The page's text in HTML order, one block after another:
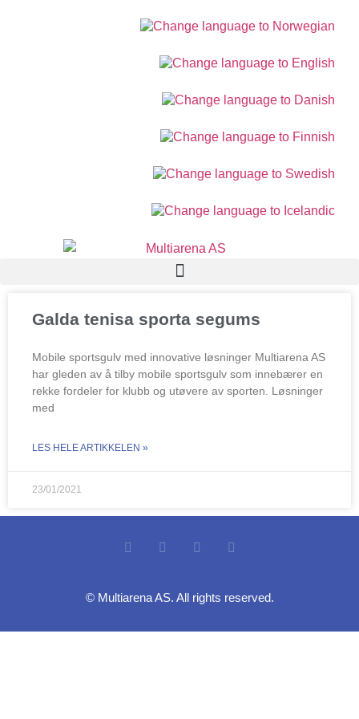
Galda tenisa sporta segums
Mobile sportsgulv med innovative løsninger Multiarena AS
har gleden av å tilby mobile sportsgulv som innebærer en
rekke fordeler for klubb og utøvere av sporten. Løsninger
med
LES HELE ARTIKKELEN »
23/01/2021
© Multiarena AS. All rights reserved.